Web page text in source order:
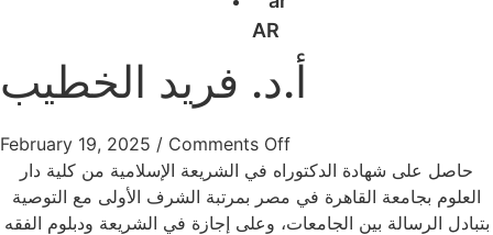
AR
أ.د. فريد الخطيب
February 19, 2025 / Comments Off
حاصل على شهادة الدكتوراه في الشريعة الإسلامية من كلية دار
العلوم بجامعة القاهرة في مصر بمرتبة الشرف الأولى مع التوصية
بتبادل الرسالة بين الجامعات، وعلى إجازة في الشريعة ودبلوم الفقه